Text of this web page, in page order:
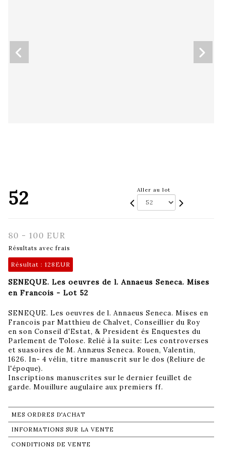
52 Aller au lot
80 - 100 EUR
Résultats avec frais
Résultat : 128EUR
SENEQUE. Les oeuvres de l. Annaeus Seneca. Mises
en Francois - Lot 52
SENEQUE. Les oeuvres de l. Annaeus Seneca. Mises en
Francois par Matthieu de Chalvet, Conseillier du Roy
en son Conseil d'Estat, & President és Enquestes du
Parlement de Tolose. Relié à la suite: Les controverses
et suasoires de M. Annæus Seneca. Rouen, Valentin,
1626. In- 4 vélin, titre manuscrit sur le dos (Reliure de
l'époque).
Inscriptions manuscrites sur le dernier feuillet de
garde. Mouillure augulaire aux premiers ff.
MES ORDRES D'ACHAT
INFORMATIONS SUR LA VENTE
CONDITIONS DE VENTE